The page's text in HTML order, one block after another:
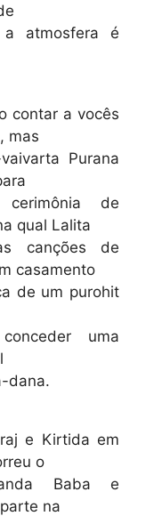
a atmosfera é
contar a vocês
mas
Purana
de
qual Lalita
canções de
casamento
de um purohit
uma
dana.
e Kirtida em
o
Baba e
na